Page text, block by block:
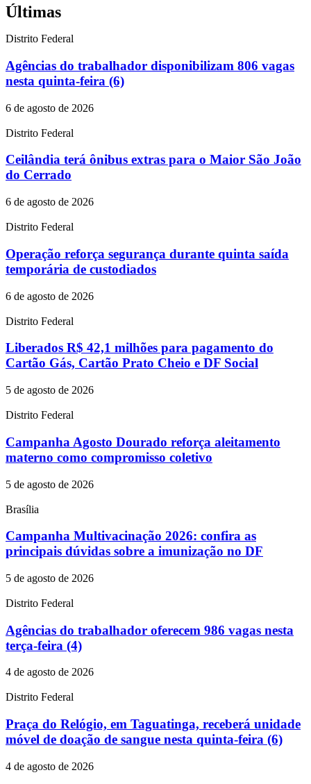
Últimas
Distrito Federal
Agências do trabalhador disponibilizam 806 vagas
nesta quinta-feira (6)
6 de agosto de 2026
Distrito Federal
Ceilândia terá ônibus extras para o Maior São João
do Cerrado
6 de agosto de 2026
Distrito Federal
Operação reforça segurança durante quinta saída
temporária de custodiados
6 de agosto de 2026
Distrito Federal
Liberados R$ 42,1 milhões para pagamento do
Cartão Gás, Cartão Prato Cheio e DF Social
5 de agosto de 2026
Distrito Federal
Campanha Agosto Dourado reforça aleitamento
materno como compromisso coletivo
5 de agosto de 2026
Brasília
Campanha Multivacinação 2026: confira as
principais dúvidas sobre a imunização no DF
5 de agosto de 2026
Distrito Federal
Agências do trabalhador oferecem 986 vagas nesta
terça-feira (4)
4 de agosto de 2026
Distrito Federal
Praça do Relógio, em Taguatinga, receberá unidade
móvel de doação de sangue nesta quinta-feira (6)
4 de agosto de 2026